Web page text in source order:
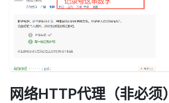
网络HTTP代理（非必须）